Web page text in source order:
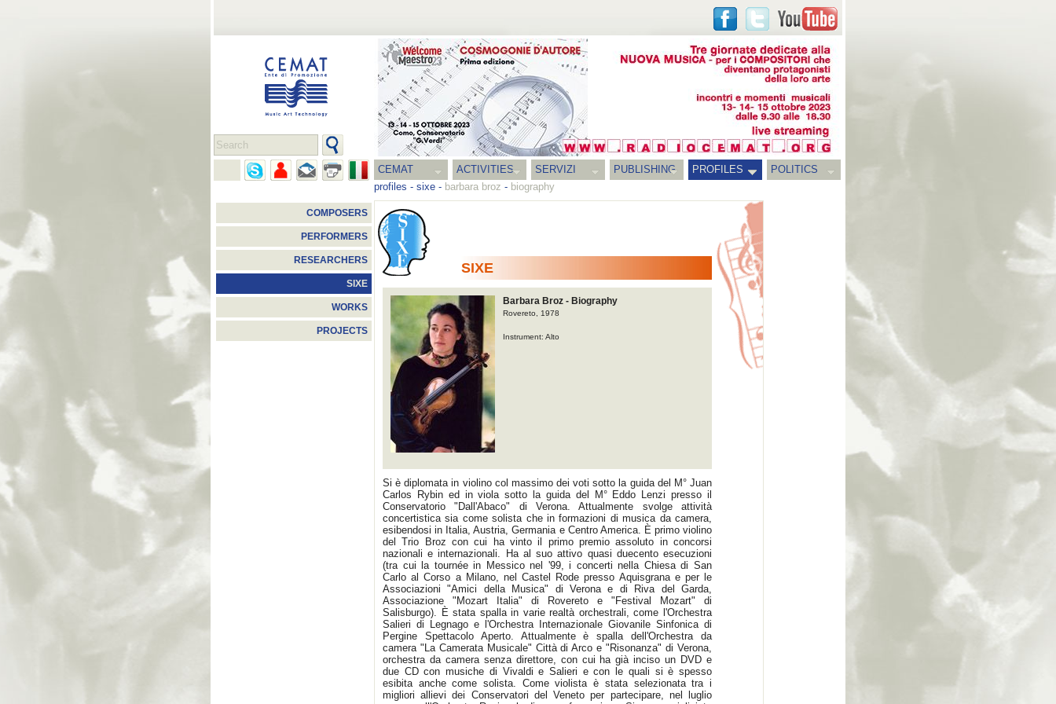
CEMAT ACTIVITIES SERVIZI PUBLISHING PROFILES
POLITICS
profiles - sixe - barbara broz - biography
COMPOSERS
PERFORMERS
RESEARCHERS
SIXE
WORKS
PROJECTS
SIXE
Barbara Broz - Biography
Rovereto, 1978
Instrument: Alto
Si è diplomata in violino col massimo dei voti sotto la guida del M° Juan
Carlos Rybin ed in viola sotto la guida del M° Eddo Lenzi presso il
Conservatorio "Dall'Abaco" di Verona. Attualmente svolge attività
concertistica sia come solista che in formazioni di musica da camera,
esibendosi in Italia, Austria, Germania e Centro America. È primo violino
del Trio Broz con cui ha vinto il primo premio assoluto in concorsi
nazionali e internazionali. Ha al suo attivo quasi duecento esecuzioni
(tra cui la tournée in Messico nel '99, i concerti nella Chiesa di San
Carlo al Corso a Milano, nel Castel Rode presso Aquisgrana e per le
Associazioni "Amici della Musica" di Verona e di Riva del Garda,
Associazione "Mozart Italia" di Rovereto e "Festival Mozart" di
Salisburgo). È stata spalla in varie realtà orchestrali, come l'Orchestra
Salieri di Legnago e l'Orchestra Internazionale Giovanile Sinfonica di
Pergine Spettacolo Aperto. Attualmente è spalla dell'Orchestra da
camera "La Camerata Musicale" Città di Arco e "Risonanza" di Verona,
orchestra da camera senza direttore, con cui ha già inciso un DVD e
due CD con musiche di Vivaldi e Salieri e con le quali si è spesso
esibita anche come solista. Come violista è stata selezionata tra i
migliori allievi dei Conservatori del Veneto per partecipare, nel luglio